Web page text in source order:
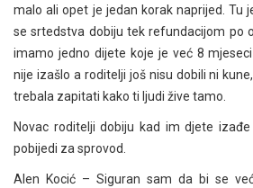
malo ali opet je jedan korak naprijed. Tu
se srtedstva dobiju tek refundacijom po
imamo jedno dijete koje je već 8
nije izašlo a roditelji još nisu dobili ni
trebala zapitati kako ti ljudi žive tamo.
Novac roditelji dobiju kad im djete
pobijedi za sprovod.
Alen Kocić – Siguran sam da bi se